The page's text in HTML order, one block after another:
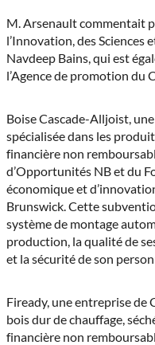
M. Arsenault commentait
l’Innovation, des Sciences
Navdeep Bains, qui est
l’Agence de promotion du
Boise Cascade-Alljoist,
spécialisée dans les
financière non
d’Opportunités NB et du
économique et
Brunswick. Cette
système de montage
production, la qualité de
et la sécurité de son
Fiready, une entreprise de
bois dur de chauffage,
financière non